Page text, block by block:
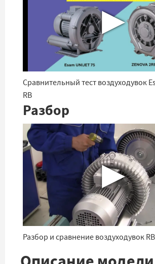
▶
Сравнительный тест воздуходувок
RB
Разбор
▶
Разбор и сравнение воздуходувок